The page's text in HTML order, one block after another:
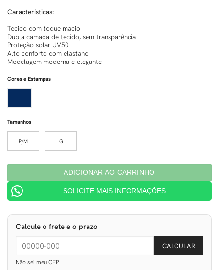
Características:
Tecido com toque macio
Dupla camada de tecido, sem transparência
Proteção solar UV50
Alto conforto com elastano
Modelagem moderna e elegante
Cores e Estampas
Tamanhos
P/M G
ADICIONAR AO CARRINHO
SOLICITE MAIS INFORMAÇÕES
Calcule o frete e o prazo
CALCULAR
Não sei meu CEP